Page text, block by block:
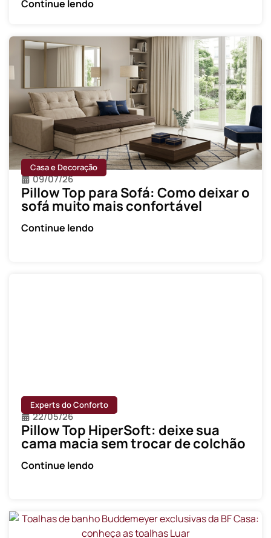
Continue lendo
Casa e Decoração
09/07/26
Pillow Top para Sofá: Como deixar o
sofá muito mais confortável
Continue lendo
Experts do Conforto
22/05/26
Pillow Top HiperSoft: deixe sua
cama macia sem trocar de colchão
Continue lendo